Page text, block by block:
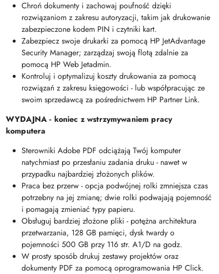
Chroń dokumenty i zachowaj poufność dzięki
rozwiązaniom z zakresu autoryzacji, takim jak drukowanie
zabezpieczone kodem PIN i czytniki kart.
Zabezpiecz swoje drukarki za pomocą HP JetAdvantage
Security Manager; zarządzaj swoją flotą zdalnie za
pomocą HP Web Jetadmin.
Kontroluj i optymalizuj koszty drukowania za pomocą
rozwiązań z zakresu księgowości - lub współpracując ze
swoim sprzedawcą za pośrednictwem HP Partner Link.
WYDAJNA - koniec z wstrzymywaniem pracy
komputera
Sterowniki Adobe PDF odciążają Twój komputer
natychmiast po przesłaniu zadania druku - nawet w
przypadku najbardziej złożonych plików.
Praca bez przerw - opcja podwójnej rolki zmniejsza czas
potrzebny na jej zmianę; dwie rolki podwajają pojemność
i pomagają zmieniać typy papieru.
Obsługuj bardziej złożone pliki - potężna architektura
przetwarzania, 128 GB pamięci, dysk twardy o
pojemności 500 GB przy 116 str. A1/D na godz.
W prosty sposób drukuj zestawy projektów oraz
dokumenty PDF za pomocą oprogramowania HP Click.